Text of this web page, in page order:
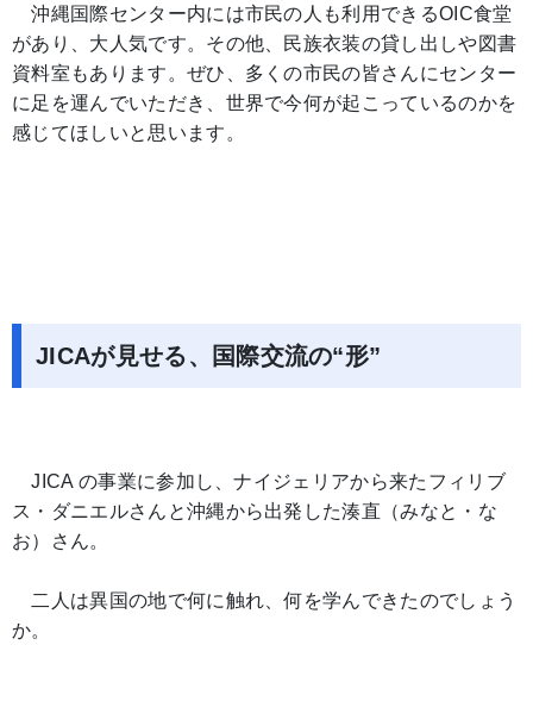
沖縄国際センター内には市民の人も利用できるOIC食堂
があり、大人気です。その他、民族衣装の貸し出しや図書
資料室もあります。ぜひ、多くの市民の皆さんにセンター
に足を運んでいただき、世界で今何が起こっているのかを
感じてほしいと思います。
JICAが見せる、国際交流の“形”
JICA の事業に参加し、ナイジェリアから来たフィリブ
ス・ダニエルさんと沖縄から出発した湊直（みなと・な
お）さん。
二人は異国の地で何に触れ、何を学んできたのでしょう
か。